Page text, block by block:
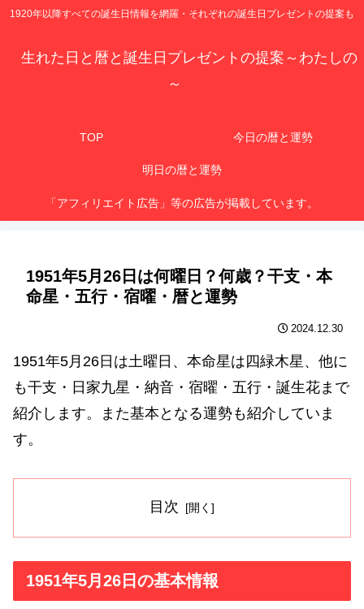
1920年以降すべての誕生日情報を網羅・それぞれの誕生日プレゼントの提案も
生れた日と暦と誕生日プレゼントの提案～わたしの
～
TOP 今日の暦と運勢
明日の暦と運勢
「アフィリエイト広告」等の広告が掲載しています。
1951年5月26日は何曜日？何歳？干支・本
命星・五行・宿曜・暦と運勢
2024.12.30
1951年5月26日は土曜日、本命星は四緑木星、他に
も干支・日家九星・納音・宿曜・五行・誕生花まで
紹介します。また基本となる運勢も紹介していま
す。
目次
1951年5月26日の基本情報